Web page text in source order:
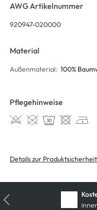
AWG Artikelnummer
920947-020000
Material
Außenmaterial: 100%
Pflegehinweise
Details zur